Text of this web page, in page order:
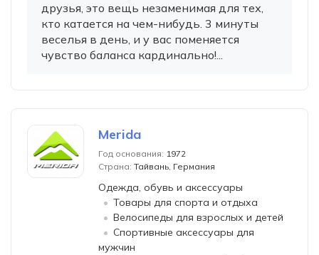
друзья, это вещь незаменимая для тех,
кто катается на чем-нибудь. 3 минуты
веселья в день, и у вас поменяется
чувство баланса кардинально!...
Merida
Год основания: 1972
Страна: Тайвань, Германия
Одежда, обувь и аксессуары
Товары для спорта и отдыха
Велосипеды для взрослых и детей
Спортивные аксессуары для
мужчин